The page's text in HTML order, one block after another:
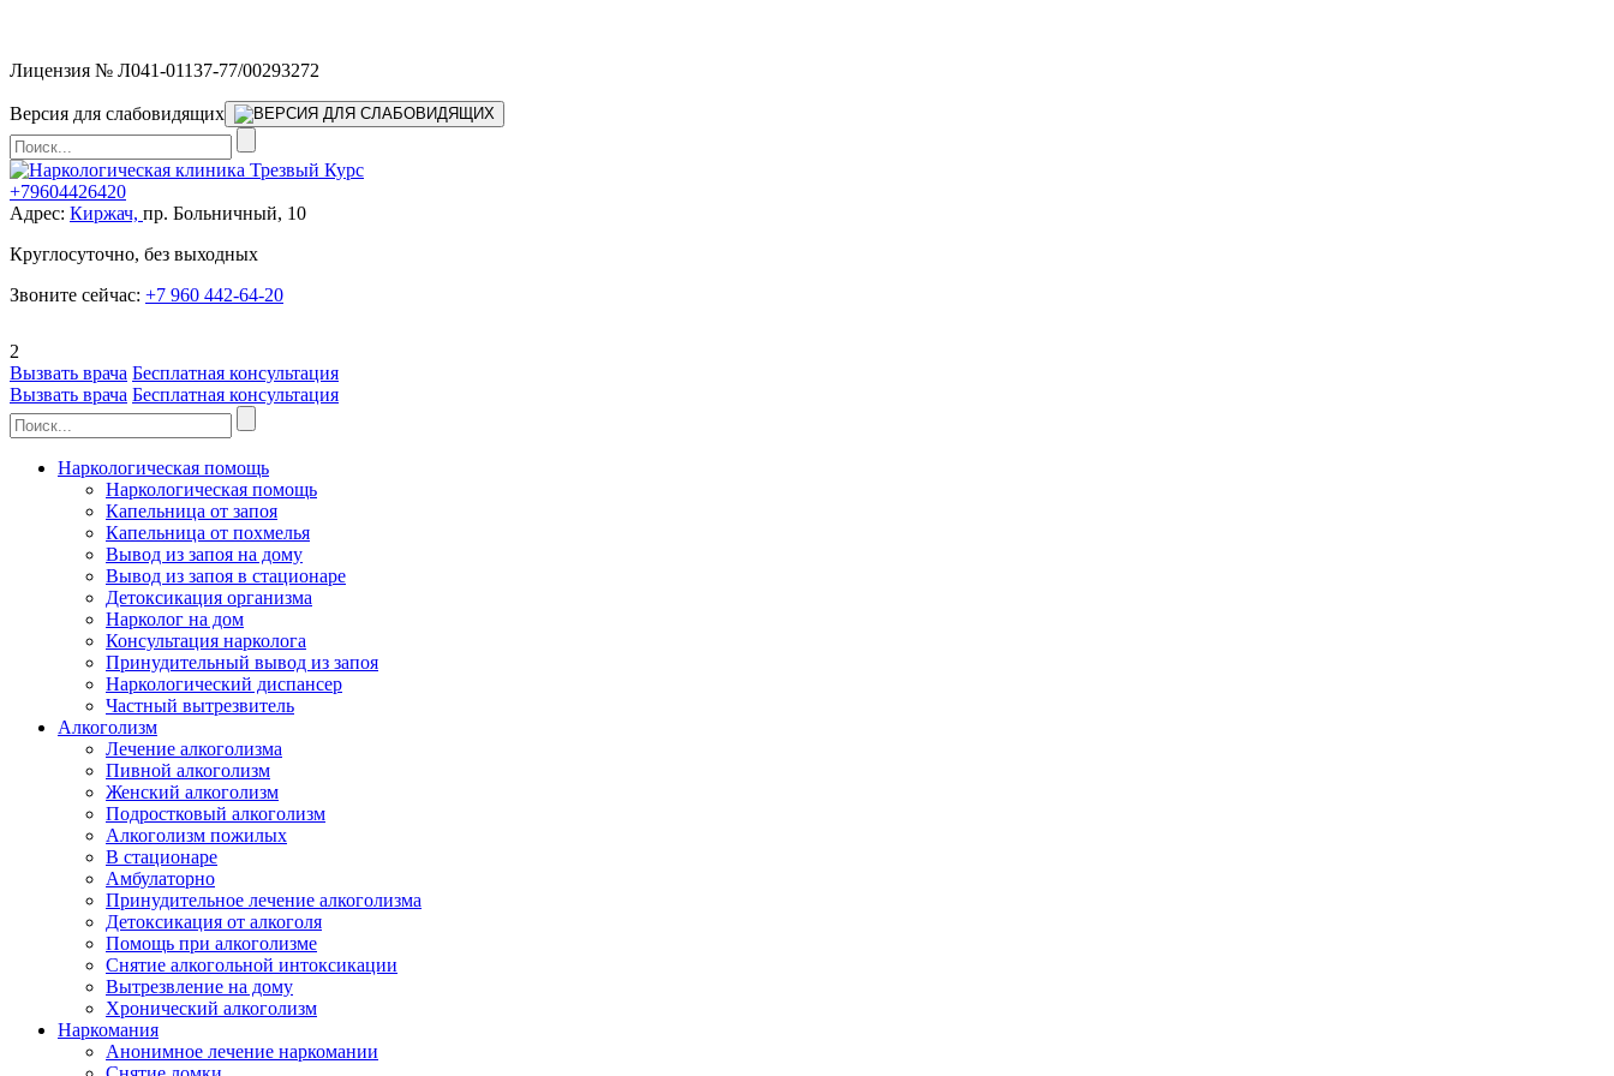
Лицензия № Л041-01137-77/00293272
Версия для слабовидящих
+79604426420
Адрес: Киржач, пр. Больничный, 10
Круглосуточно, без выходных
Звоните сейчас: +7 960 442-64-20
2
Вызвать врача Бесплатная консультация
Вызвать врача Бесплатная консультация
Наркологическая помощь
Наркологическая помощь
Капельница от запоя
Капельница от похмелья
Вывод из запоя на дому
Вывод из запоя в стационаре
Детоксикация организма
Нарколог на дом
Консультация нарколога
Принудительный вывод из запоя
Наркологический диспансер
Частный вытрезвитель
Алкоголизм
Лечение алкоголизма
Пивной алкоголизм
Женский алкоголизм
Подростковый алкоголизм
Алкоголизм пожилых
В стационаре
Амбулаторно
Принудительное лечение алкоголизма
Детоксикация от алкоголя
Помощь при алкоголизме
Снятие алкогольной интоксикации
Вытрезвление на дому
Хронический алкоголизм
Наркомания
Анонимное лечение наркомании